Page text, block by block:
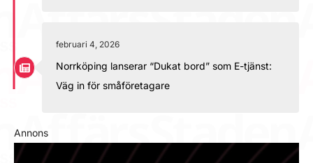
februari 4, 2026
Norrköping lanserar “Dukat bord” som E-tjänst:
Väg in för småföretagare
Annons